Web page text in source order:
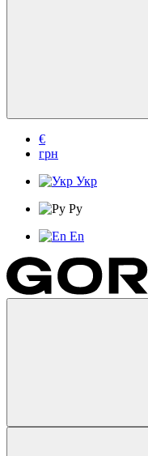
€
грн
Укр
Ру
En